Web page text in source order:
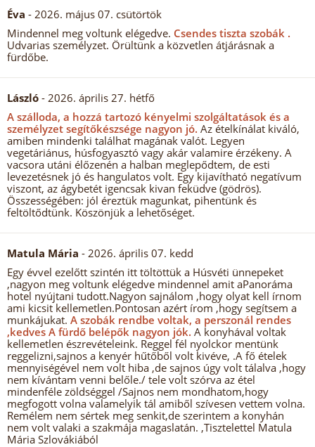
Éva - 2026. május 07. csütörtök
Mindennel meg voltunk elégedve. Csendes tiszta szobák .
Udvarias személyzet. Örültünk a közvetlen átjárásnak a
fürdőbe.
László - 2026. április 27. hétfő
A szálloda, a hozzá tartozó kényelmi szolgáltatások és a
személyzet segítőkészsége nagyon jó. Az ételkínálat kiváló,
amiben mindenki találhat magának valót. Legyen
vegetáriánus, húsfogyasztó vagy akár valamire érzékeny. A
vacsora utáni élőzenén a halban meglepődtem, de esti
levezetésnek jó és hangulatos volt. Egy kijavítható negatívum
viszont, az ágybetét igencsak kivan feküdve (gödrös).
Összességében: jól éreztük magunkat, pihentünk és
feltöltődtünk. Köszönjük a lehetőséget.
Matula Mária - 2026. április 07. kedd
Egy évvel ezelőtt szintén itt töltöttük a Húsvéti ünnepeket
,nagyon meg voltunk elégedve mindennel amit aPanoráma
hotel nyújtani tudott.Nagyon sajnálom ,hogy olyat kell írnom
ami kicsit kellemetlen.Pontosan azért írom ,hogy segítsem a
munkájukat. A szobák rendbe voltak, a perszonál rendes
,kedves A fürdő belépők nagyon jók. A konyhával voltak
kellemetlen észrevételeink. Reggel fél nyolckor mentünk
reggelizni,sajnos a kenyér hűtőből volt kivéve, .A fő ételek
mennyiségével nem volt hiba ,de sajnos úgy volt tálalva ,hogy
nem kívántam venni belőle./ tele volt szórva az étel
mindenféle zöldséggel /Sajnos nem mondhatom,hogy
megfogott volna valamelyik tál amiből szívesen vettem volna.
Remélem nem sértek meg senkit,de szerintem a konyhán
nem volt valaki a szakmája magaslatán. ,Tisztelettel Matula
Mária Szlovákiából